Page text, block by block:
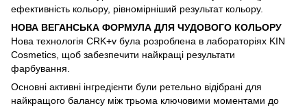
ефективність кольору, рівномірніший результат кольору.
НОВА ВЕГАНСЬКА ФОРМУЛА ДЛЯ ЧУДОВОГО КОЛЬОРУ
Нова технологія CRK+v була розроблена в лабораторіях KIN
Cosmetics, щоб забезпечити найкращі результати
фарбування.
Основні активні інгредієнти були ретельно відібрані для
найкращого балансу між трьома ключовими моментами до